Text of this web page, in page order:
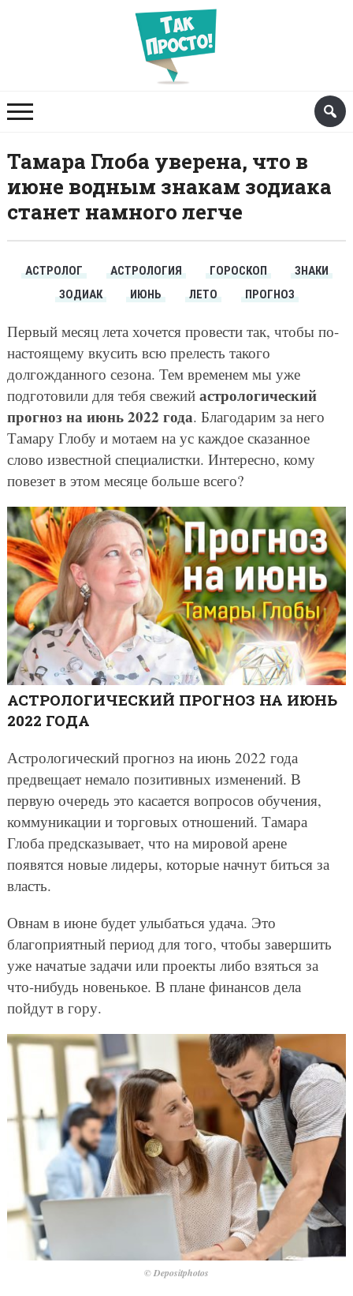
Тамара Глоба уверена, что в
июне водным знакам зодиака
станет намного легче
АСТРОЛОГ АСТРОЛОГИЯ ГОРОСКОП
ЗНАКИ
ЗОДИАК
ИЮНЬ ЛЕТО ПРОГНОЗ
Первый месяц лета хочется провести так, чтобы по-
настоящему вкусить всю прелесть такого
долгожданного сезона. Тем временем мы уже
подготовили для тебя свежий астрологический
прогноз на июнь 2022 года. Благодарим за него
Тамару Глобу и мотаем на ус каждое сказанное
слово известной специалистки. Интересно, кому
повезет в этом месяце больше всего?
АСТРОЛОГИЧЕСКИЙ ПРОГНОЗ НА ИЮНЬ
2022 ГОДА
Астрологический прогноз на июнь 2022 года
предвещает немало позитивных изменений. В
первую очередь это касается вопросов обучения,
коммуникации и торговых отношений. Тамара
Глоба предсказывает, что на мировой арене
появятся новые лидеры, которые начнут биться за
власть.
Овнам в июне будет улыбаться удача. Это
благоприятный период для того, чтобы завершить
уже начатые задачи или проекты либо взяться за
что-нибудь новенькое. В плане финансов дела
пойдут в гору.
© Depositphotos